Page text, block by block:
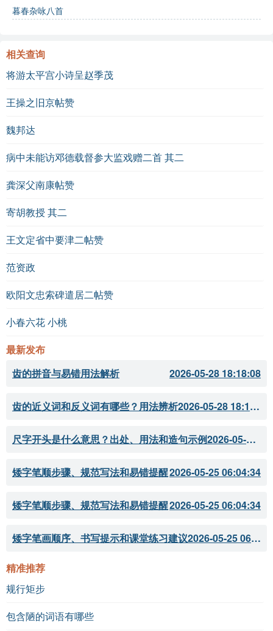
暮春杂咏八首
诗中提到“结客”的意思是： A. 结婚
B. 交朋友
C. 结账
“百万供一餐”中的“百万”意指： A. 一百万
B. 形容花费巨大
D. 形容餐食丰富
诗中提到的“红尘”代表的是： A. 大自然
B. 世俗生活
C. 学术界
D. 乡村生活
答案：
B
B
B
诗词比较与延伸：
相关作品推荐：
李白的《将进酒》
李白的《将进酒》同样表现了豪饮与友情，但更加豪
困境的反思，情感更为沉重。
参考资料：
相关查询
将游太平宫小诗呈赵季茂
王操之旧京帖赞
魏邦达
病中未能访邓德载督参大监戏赠二首 其二
龚深父南康帖赞
寄胡教授 其二
王文定省中要津二帖赞
范资政
欧阳文忠索碑遣居二帖赞
小春六花 小桃
最新发布
齿的拼音与易错用法解析
2026-05-28 18:18:08
齿的近义词和反义词有哪些？用法辨析 2026-05-28 18:18:07
尺字开头是什么意思？出处、用法和造句示例 2026-05-28 18:18:05
矮字笔顺步骤、规范写法和易错提醒2026-05-25 06:04:34
矮字笔顺步骤、规范写法和易错提醒2026-05-25 06:04:34
矮字笔画顺序、书写提示和课堂练习建议 2026-05-25 06:04:33
精准推荐
规行矩步
包含陋的词语有哪些